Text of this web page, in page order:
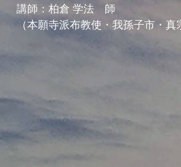
講師：柏倉 学法　師
（本願寺派布教使・我孫子市・真